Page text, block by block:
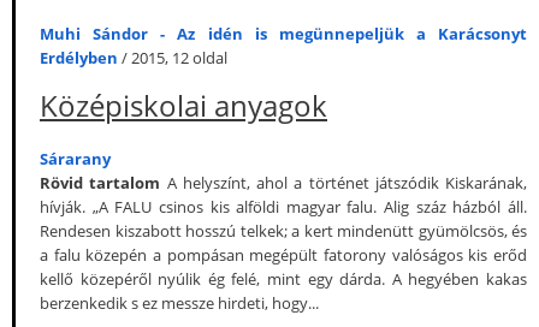
Muhi Sándor - Az idén is megünnepeljük a Karácsonyt
Erdélyben / 2015, 12 oldal
Középiskolai anyagok
Sárarany
Rövid tartalom A helyszínt, ahol a történet játszódik Kiskarának,
hívják. „A FALU csinos kis alföldi magyar falu. Alig száz házból áll.
Rendesen kiszabott hosszú telkek; a kert mindenütt gyümölcsös, és
a falu közepén a pompásan megépült fatorony valóságos kis erőd
kellő közepéről nyúlik ég felé, mint egy dárda. A hegyében kakas
berzenkedik s ez messze hirdeti, hogy...